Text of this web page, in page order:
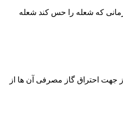
که شعله را حس کند شعله
ممنوع است،مگر آنکه هوای مورد نیاز جهت احتراق گاز مصرفی آن ها از